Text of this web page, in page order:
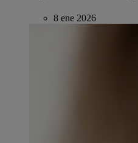
8 ene 2026